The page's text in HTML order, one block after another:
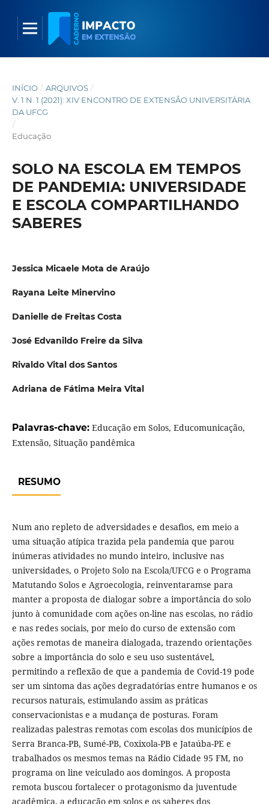
INÍCIO / ARQUIVOS /
V. 1 N. 1 (2021): XIV ENCONTRO DE EXTENSÃO UNIVERSITÁRIA
DA UFCG
/
Educação
SOLO NA ESCOLA EM TEMPOS
DE PANDEMIA: UNIVERSIDADE
E ESCOLA COMPARTILHANDO
SABERES
Jessica Micaele Mota de Araújo
Rayana Leite Minervino
Danielle de Freitas Costa
José Edvanildo Freire da Silva
Rivaldo Vital dos Santos
Adriana de Fátima Meira Vital
Palavras-chave: Educação em Solos, Educomunicação,
Extensão, Situação pandêmica
RESUMO
Num ano repleto de adversidades e desafios, em meio a
uma situação atípica trazida pela pandemia que parou
inúmeras atividades no mundo inteiro, inclusive nas
universidades, o Projeto Solo na Escola/UFCG e o Programa
Matutando Solos e Agroecologia, reinventaramse para
manter a proposta de dialogar sobre a importância do solo
junto à comunidade com ações on-line nas escolas, no rádio
e nas redes sociais, por meio do curso de extensão com
ações remotas de maneira dialogada, trazendo orientações
sobre a importância do solo e seu uso sustentável,
permitindo a reflexão de que a pandemia de Covid-19 pode
ser um sintoma das ações degradatórias entre humanos e os
recursos naturais, estimulando assim as práticas
conservacionistas e a mudança de posturas. Foram
realizadas palestras remotas com escolas dos municípios de
Serra Branca-PB, Sumé-PB, Coxixola-PB e Jataúba-PE e
trabalhados os mesmos temas na Rádio Cidade 95 FM, no
programa on line veiculado aos domingos. A proposta
remota buscou fortalecer o protagonismo da juventude
acadêmica, a educação em solos e os saberes dos